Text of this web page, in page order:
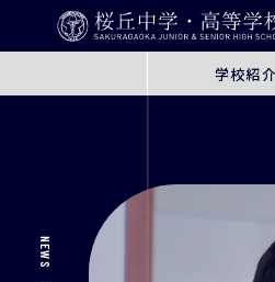
学校紹介
桜丘とは
NEWS